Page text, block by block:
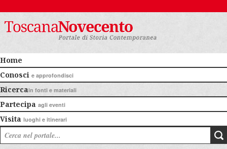
Home
Conosci e approfondisci
Ricercain fonti e materiali
Partecipa agli eventi
Visita luoghi e itinerari